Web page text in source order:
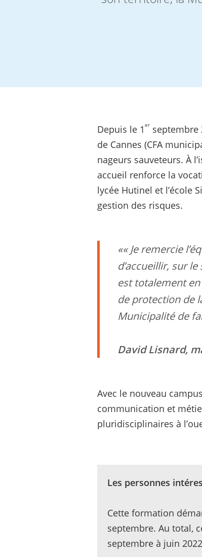
Depuis le 1 er septembre
de Cannes (CFA
nageurs sauveteurs. À
accueil renforce la
lycée Hutinel et l’école
gestion des risques.
« Je remercie
d’accueillir, sur
est totalement
de protection de
Municipalité de
David Lisnard,
Avec le nouveau
communication et
pluridisciplinaires à
Les personnes
Cette formation
septembre. Au total,
septembre à juin